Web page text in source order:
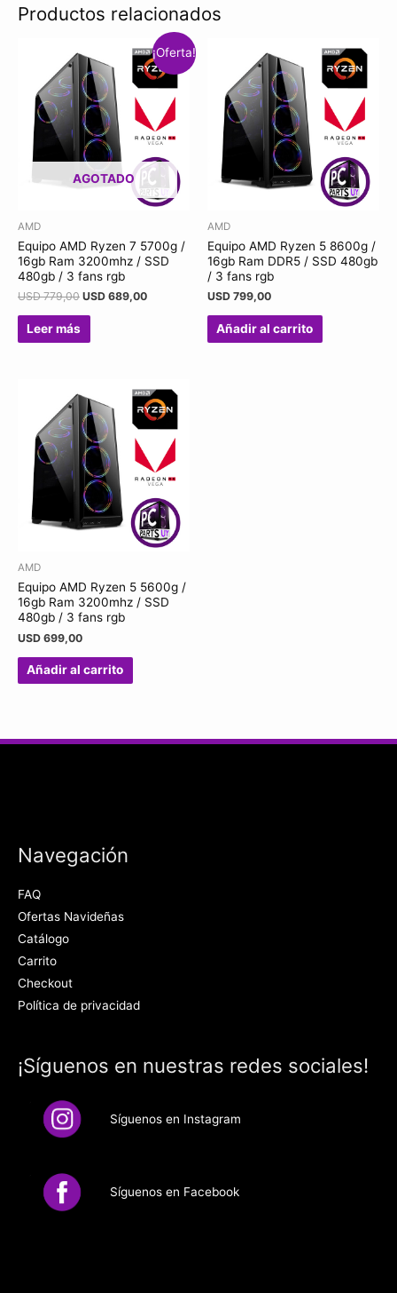
cantidad
Productos relacionados
¡Oferta!
AGOTADO
AMD
Equipo AMD Ryzen 7 5700g /
16gb Ram 3200mhz / SSD
480gb / 3 fans rgb
USD779,00 USD 689,00
Leer más
AMD
Equipo AMD Ryzen 5 8600g /
16gb Ram DDR5 / SSD 480gb
/ 3 fans rgb
USD 799,00
Añadir al carrito
AMD
Equipo AMD Ryzen 5 5600g /
16gb Ram 3200mhz / SSD
480gb / 3 fans rgb
USD 699,00
Añadir al carrito
Navegación
FAQ
Ofertas Navideñas
Catálogo
Carrito
Checkout
Política de privacidad
¡Síguenos en nuestras redes sociales!
Síguenos en Instagram
Síguenos en Facebook